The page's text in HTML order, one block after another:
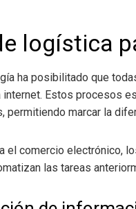
logística
ha posibilitado que
internet. Estos procesos
permitiendo marcar la
el comercio electrónico,
las tareas